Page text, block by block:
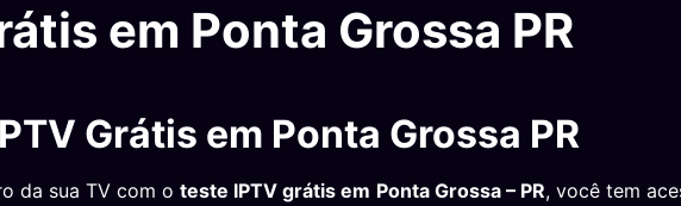
em Ponta Grossa PR
Grátis em Ponta Grossa PR
da sua TV com o teste IPTV grátis em Ponta Grossa – PR, você tem